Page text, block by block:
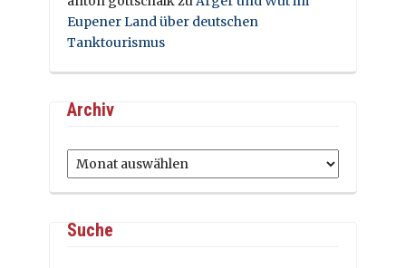
Eupener Land über deutschen
Tanktourismus
Archiv
Archiv
Suche